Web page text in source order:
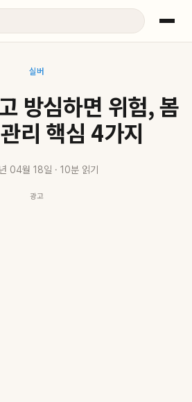
실버
방심하면 위험, 봄
리 핵심 4가지
04월 18일 · 10분 읽기
광고